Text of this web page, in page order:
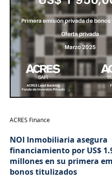
NOI Inmobiliaria asegura
financiamiento por US$
millones en su primera
bonos titulizados
ACRES Finance